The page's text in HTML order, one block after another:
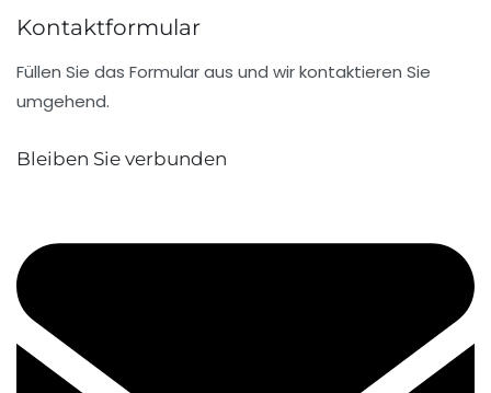
Kontaktformular
Füllen Sie das Formular aus und wir kontaktieren Sie
umgehend.
Bleiben Sie verbunden